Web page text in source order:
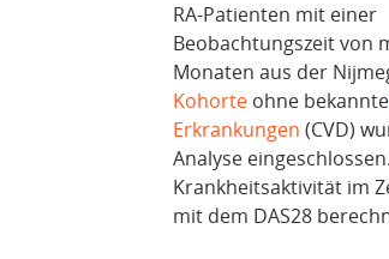
RA-Patienten mit einer
Beobachtungszeit von
Monaten aus der
Kohorte ohne bekannte
Erkrankungen (CVD)
Analyse
Krankheitsaktivität im
mit dem DAS28